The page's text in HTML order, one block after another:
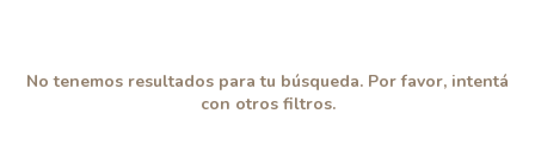
No tenemos resultados para tu búsqueda. Por favor, intentá
con otros filtros.